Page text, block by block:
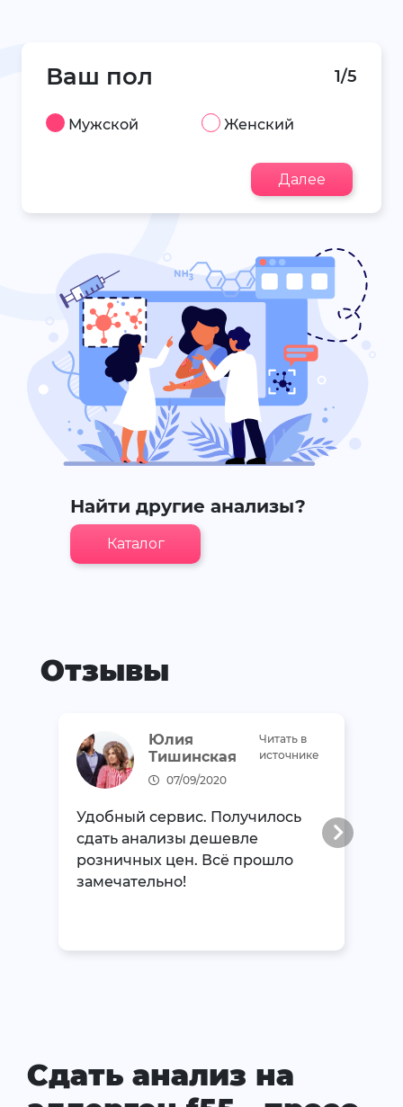
Ваш пол 1/5
Мужской Женский
Далее
Найти другие анализы?
Каталог
Отзывы
Юлия
Тишинская
07/09/2020
Читать в
источнике
Удобный сервис. Получилось
сдать анализы дешевле
розничных цен. Всё прошло
замечательно!
Сдать анализ на